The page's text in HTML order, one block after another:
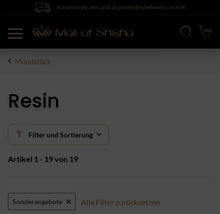
Kostenloser Versand ab einem Bestellwert von 49€
Mundstück
Resin
Filter und Sortierung
Artikel 1 - 19 von 19
Sonderangebote Alle Filter zurücksetzen